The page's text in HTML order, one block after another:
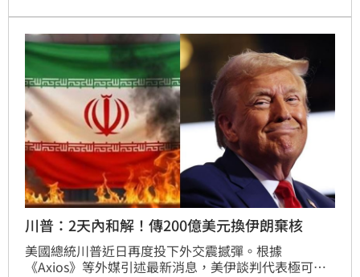
尼葬禮時，數百萬人上街的盛況，形成強烈對比。
川普：2天內和解！傳200億美元換伊朗棄核
美國總統川普近日再度投下外交震撼彈。根據
《Axios》等外媒引述最新消息，美伊談判代表極可能